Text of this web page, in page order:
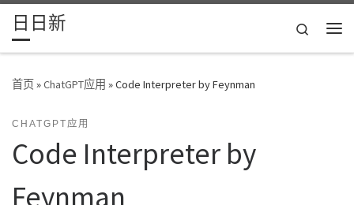
Skip to content
日日新
Search
首页»ChatGPT应用 »Code Interpreter by Feynman
CHATGPT应用
Code Interpreter by
Feynman